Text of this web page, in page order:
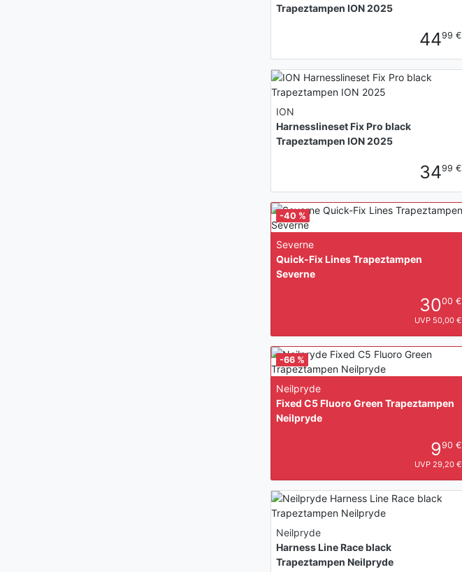
Trapeztampen ION 2025
4499 €
ION
Harnesslineset Fix Pro black
Trapeztampen ION 2025
3499 €
Severne
Quick-Fix Lines Trapeztampen
Severne
3000 €
UVP 50,00 €
-40 %
Neilpryde
Fixed C5 Fluoro Green Trapeztampen
Neilpryde
990 €
UVP 29,20 €
-66 %
Neilpryde
Harness Line Race black
Trapeztampen Neilpryde